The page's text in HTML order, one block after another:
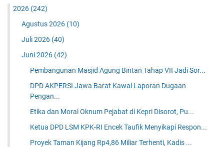
2026 (242)
Agustus 2026 (10)
Juli 2026 (40)
Juni 2026 (42)
Pembangunan Masjid Agung Bintan Tahap VII Jadi Sor...
DPD AKPERSI Jawa Barat Kawal Laporan Dugaan
Pengan...
Etika dan Moral Oknum Pejabat di Kepri Disorot, Pu...
Ketua DPD LSM KPK-RI Encek Taufik Menyikapi Respon...
Proyek Taman Kijang Rp4,86 Miliar Terhenti, Kadis ...